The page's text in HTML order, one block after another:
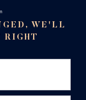
WE'LL
RIGHT